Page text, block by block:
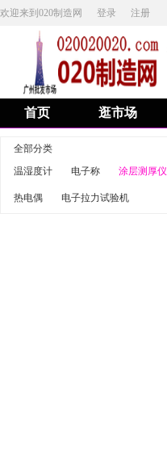
欢迎来到020制造网 登录 注册
首页 逛市场
全部分类
温湿度计
电子称 涂层测厚仪
热电偶 电子拉力试验机